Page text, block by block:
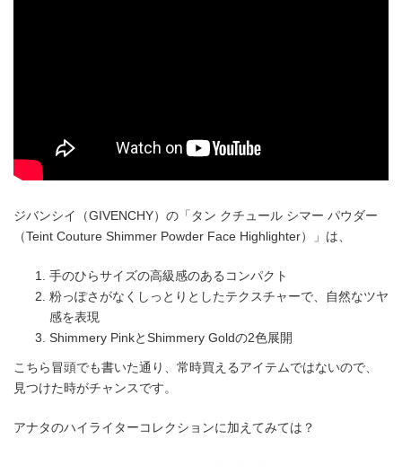
ジバンシイ（GIVENCHY）の「タン クチュール シマー パウダー
（Teint Couture Shimmer Powder Face Highlighter）」は、
手のひらサイズの高級感のあるコンパクト
粉っぽさがなくしっとりとしたテクスチャーで、自然なツヤ
感を表現
Shimmery PinkとShimmery Goldの2色展開
こちら冒頭でも書いた通り、常時買えるアイテムではないので、
見つけた時がチャンスです。
アナタのハイライターコレクションに加えてみては？